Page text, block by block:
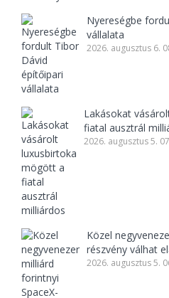
Nyereségbe
vállalata
2026. augusztus 6.
Lakásokat
fiatal ausztrál
2026. augusztus 5.
Közel
részvény válhat
2026. augusztus 5.